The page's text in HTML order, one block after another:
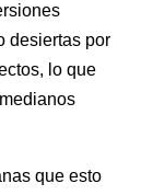
desiertas por
lo que
que esto